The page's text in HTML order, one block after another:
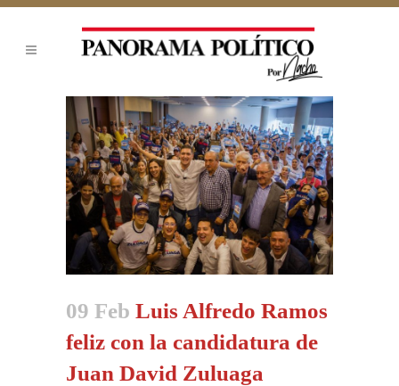
09 Feb Luis Alfredo Ramos
feliz con la candidatura de
Juan David Zuluaga